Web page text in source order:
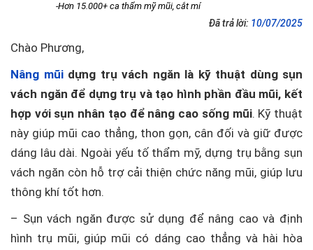
-Hơn 15.000+ ca thẩm mỹ mũi, cắt mí
Đã trả lời: 10/07/2025
Chào Phương,
Nâng mũidựng trụ vách ngăn là kỹ thuật dùng sụn
vách ngăn để dựng trụ và tạo hình phần đầu mũi, kết
hợp với sụn nhân tạo để nâng cao sống mũi. Kỹ thuật
này giúp mũi cao thẳng, thon gọn, cân đối và giữ được
dáng lâu dài. Ngoài yếu tố thẩm mỹ, dựng trụ bằng sụn
vách ngăn còn hỗ trợ cải thiện chức năng mũi, giúp lưu
thông khí tốt hơn.
– Sụn vách ngăn được sử dụng để nâng cao và định
hình trụ mũi, giúp mũi có dáng cao thẳng và hài hòa